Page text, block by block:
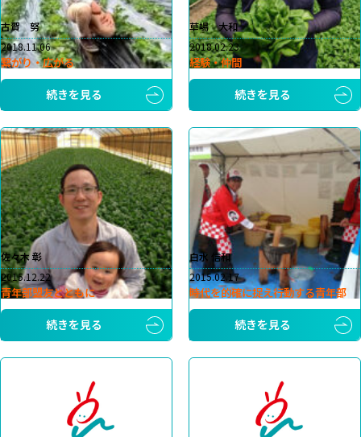
古賀 努
2018.11.06
繋がり・広がる
続きを見る
草場 大和
2018.02.23
経験・仲間
続きを見る
佐々木 彰
2015.12.22
青年部盟友とともに
続きを見る
白水 信和
2015.02.17
時代を的確に捉え行動する青年部
続きを見る